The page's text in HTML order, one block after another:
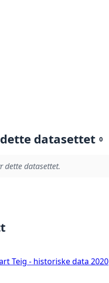
datasettet 0
dette datasettet.
Teig - historiske data 2020